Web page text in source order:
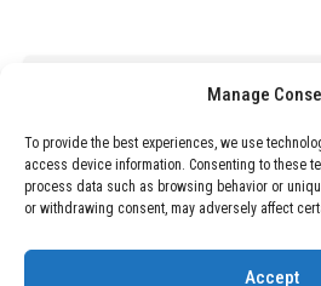
Manage
To provide the best experiences, we use
access device information. Consenting to these
process data such as browsing behavior or
or withdrawing consent, may adversely affect
Accept